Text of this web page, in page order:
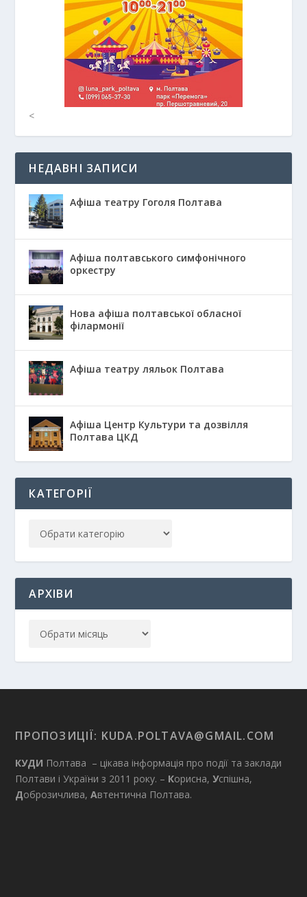
<
НЕДАВНІ ЗАПИСИ
Афіша театру Гоголя Полтава
Афіша полтавського симфонічного
оркестру
Нова афіша полтавської обласної
філармонії
Афіша театру ляльок Полтава
Афіша Центр Культури та дозвілля
Полтава ЦКД
КАТЕГОРІЇ
АРХІВИ
ПРОПОЗИЦІЇ: KUDA.POLTAVA@GMAIL.COM
КУДИ Полтава – цікава інформація про події та заклади
Полтави і України з 2011 року. – Корисна,Успішна,
Доброзичлива,Автентична Полтава.